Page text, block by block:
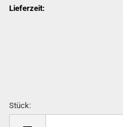
Lieferzeit:
Stück: